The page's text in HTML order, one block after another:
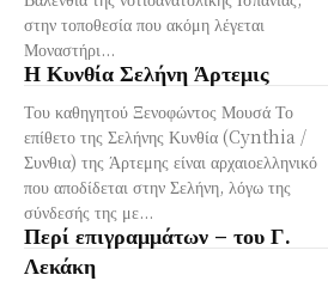
στην τοποθεσία που ακόμη λέγεται
Μοναστήρι...
Η Κυνθία Σελήνη Άρτεμις
Του καθηγητού Ξενοφώντος Μουσά Το
επίθετο της Σελήνης Κυνθία (Cynthia /
Συνθια) της Άρτεμης είναι αρχαιοελληνικό
που αποδίδεται στην Σελήνη, λόγω της
σύνδεσής της με...
Περί επιγραμμάτων – του Γ.
Λεκάκη